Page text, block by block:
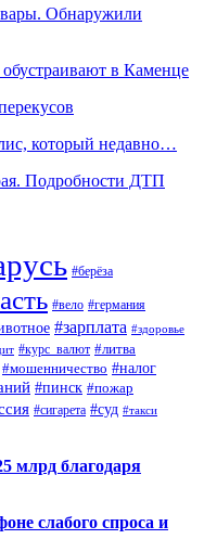
Обнаружили
в Каменце
который недавно…
Подробности ДТП
#берёза
#вело #германия
#зарплата #здоровье
#курс_валют #литва
#мошенничество #налог
#пинск #пожар
#сигарета #суд #такси
млрд благодаря
слабого спроса и